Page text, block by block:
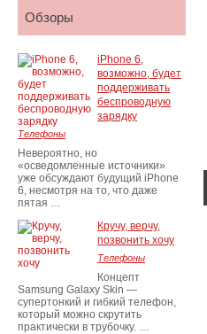
Обзоры
iPhone 6,
возможно, будет
поддерживать
беспроводную
зарядку
Телефоны
Невероятно, но
«осведомленные источники»
уже обсуждают будущий iPhone
6, несмотря на то, что даже
пятая …
Кручу, верчу,
позвонить хочу
Телефоны
Концепт
Samsung Galaxy Skin —
супертонкий и гибкий телефон,
который можно скрутить
практически в трубочку. …